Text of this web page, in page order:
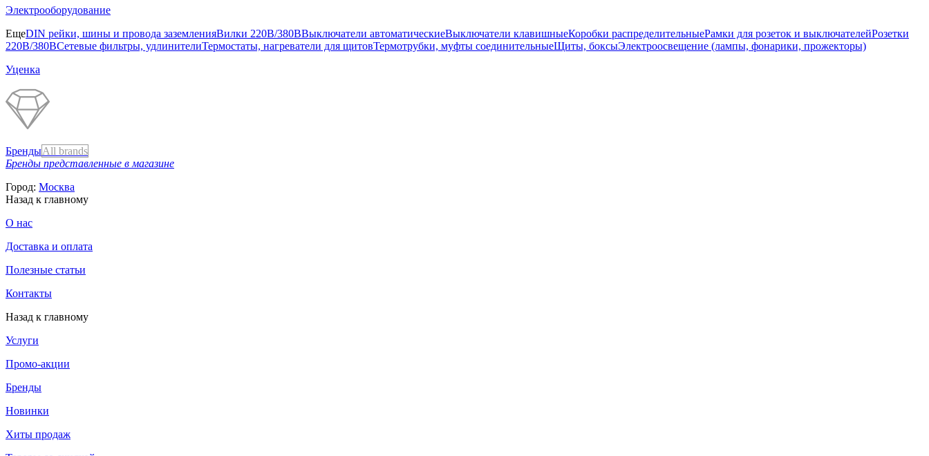
Электрооборудование
ЕщеDIN рейки, шины и провода заземленияВилки 220В/380ВВыключатели автоматическиеВыключатели клавишныеКоробки распределительныеРамки для розеток и выключателейРозетки
220В/380ВСетевые фильтры, удлинителиТермостаты, нагреватели для щитовТермотрубки, муфты соединительныеЩиты, боксыЭлектроосвещение (лампы, фонарики, прожекторы)
Уценка
БрендыAll brands
Бренды представленные в магазине
Город: Москва
Назад к главному
О нас
Доставка и оплата
Полезные статьи
Контакты
Назад к главному
Услуги
Промо-акции
Бренды
Новинки
Хиты продаж